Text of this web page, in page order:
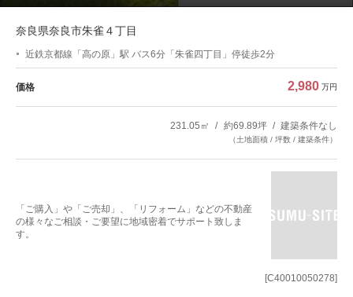
[C40010050278]
奈良県奈良市朱雀４丁目
近鉄京都線「高の原」駅 バス6分「朱雀四丁目」停徒歩2分
価格 2,980 万円
231.05㎡ 約69.89坪 建築条件なし
（土地面積 / 坪数 / 建築条件）
「ご購入」や「ご売却」、「リフォーム」などの不動産
の様々なご相談・ご要望に地域密着でサポート致しま
す。